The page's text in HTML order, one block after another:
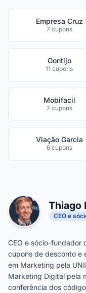
Empresa Cruz
7 cupons
Gontijo
11 cupons
Mobifacil
7 cupons
Viação Garcia
6 cupons
Thiago
CEO e
CEO e sócio-fundador
cupons de desconto e
em Marketing pela
Marketing Digital pela
conferência dos